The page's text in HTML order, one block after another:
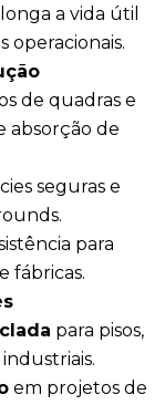
a vida útil
operacionais.
de quadras e
absorção de
seguras e
para
fábricas.
para pisos,
em projetos de